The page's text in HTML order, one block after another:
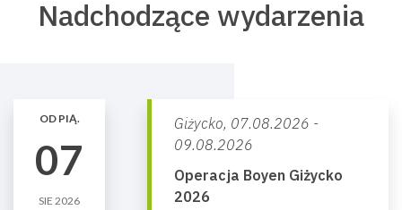
Nadchodzące wydarzenia
OD PIĄ.
07
SIE 2026
Giżycko, 07.08.2026 -
09.08.2026
Operacja Boyen Giżycko
2026